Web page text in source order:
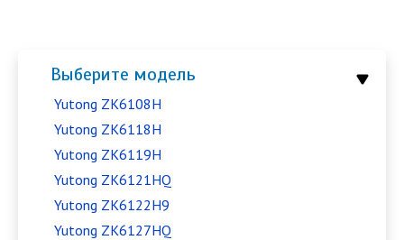
Выберите модель
Yutong ZK6108H
Yutong ZK6118H
Yutong ZK6119H
Yutong ZK6121HQ
Yutong ZK6122H9
Yutong ZK6127HQ